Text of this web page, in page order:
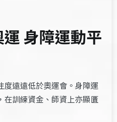
身障運動平
度遠遠低於奧運會。身障運
在訓練資金、師資上亦顯匱